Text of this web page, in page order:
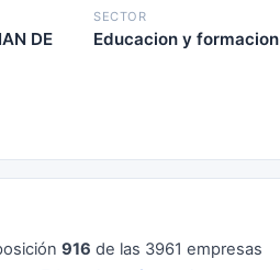
DE
SECTOR
Educacion y formacion
916 de las 3961 empresas